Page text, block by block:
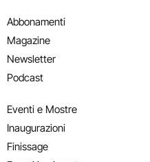
Abbonamenti
Magazine
Newsletter
Podcast
Eventi e Mostre
Inaugurazioni
Finissage